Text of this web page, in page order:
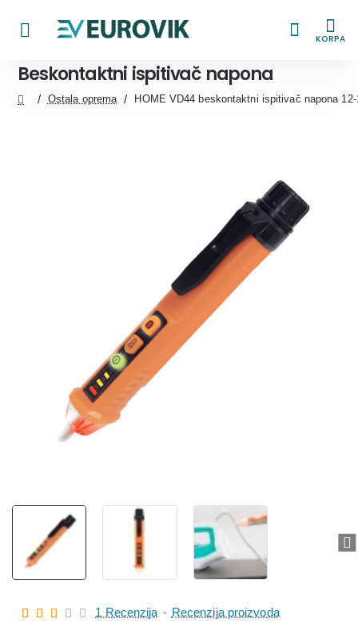
KORPA
Beskontaktni ispitivač napona
Ostala oprema HOME VD44 beskontaktni ispitivač napona
1 Recenzija - Recenzija proizvoda